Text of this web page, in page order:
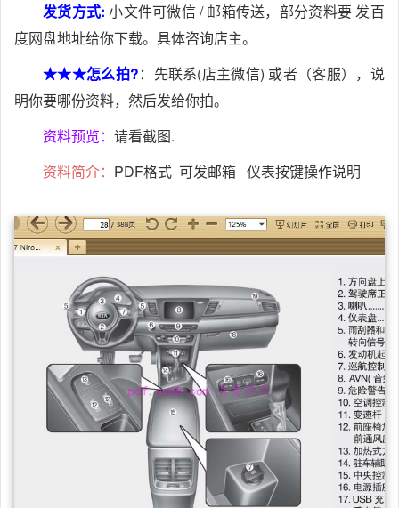
发货方式: 小文件可微信 / 邮箱传送，部分资料要 发百
度网盘地址给你下载。具体咨询店主。
★★★怎么拍?：先联系(店主微信) 或者（客服），说
明你要哪份资料，然后发给你拍。
资料预览： 请看截图.
资料简介： PDF格式 可发邮箱 仪表按键操作说明